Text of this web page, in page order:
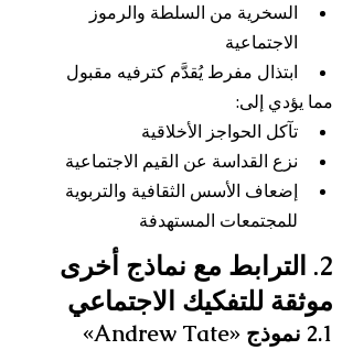
السخرية من السلطة والرموز
الاجتماعية
ابتذال مفرط يُقدَّم كترفيه مقبول
مما يؤدي إلى:
تآكل الحواجز الأخلاقية
نزع القداسة عن القيم الاجتماعية
إضعاف الأسس الثقافية والتربوية
للمجتمعات المستهدفة
2. الترابط مع نماذج أخرى
موثقة للتفكيك الاجتماعي
2.1 نموذج «Andrew Tate»